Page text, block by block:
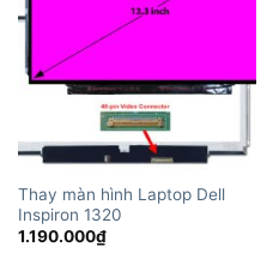
Thay màn hình Laptop Dell
Inspiron 1320
1.190.000₫